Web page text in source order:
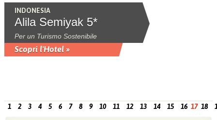
INDONESIA
Alila Semiyak 5*
Per un Turismo Sostenibile
Scopri l'Hotel »
1 2 3 4 5 6 7 8 9 10 11 12 13 14 15 16 17 18